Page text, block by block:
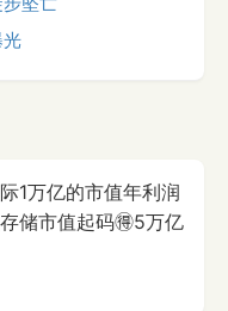
1万亿的市值年利润
储市值起码🉐5万亿